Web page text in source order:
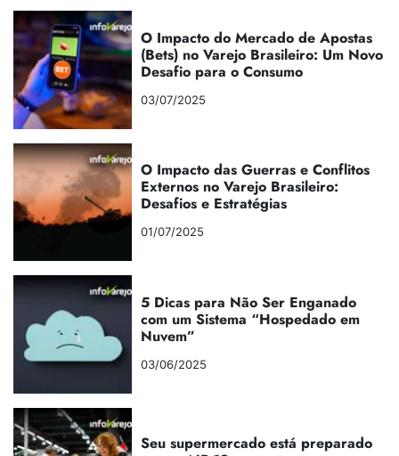
O Impacto do Mercado de Apostas
(Bets) no Varejo Brasileiro: Um Novo
Desafio para o Consumo
03/07/2025
O Impacto das Guerras e Conflitos
Externos no Varejo Brasileiro:
Desafios e Estratégias
01/07/2025
5 Dicas para Não Ser Enganado
com um Sistema “Hospedado em
Nuvem”
03/06/2025
Seu supermercado está preparado